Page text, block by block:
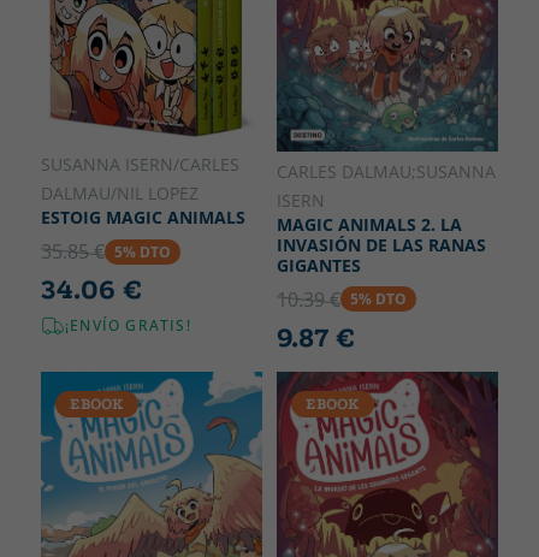
SUSANNA ISERN/CARLES
DALMAU/NIL LOPEZ
ESTOIG MAGIC ANIMALS
35.85 € 5% DTO
34.06 €
¡ENVÍO GRATIS!
CARLES DALMAU;SUSANNA
ISERN
MAGIC ANIMALS 2. LA
INVASIÓN DE LAS RANAS
GIGANTES
10.39 € 5% DTO
9.87 €
EBOOK EBOOK